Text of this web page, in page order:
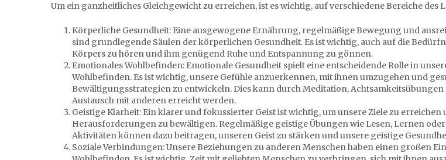
Um ein ganzheitliches Gleichgewicht zu erreichen, ist es wichtig, auf verschiedene Bereiche des
Körperliche Gesundheit: Eine ausgewogene Ernährung, regelmäßige Bewegung und
sind grundlegende Säulen der körperlichen Gesundheit. Es ist wichtig, auch auf die
Körpers zu hören und ihm genügend Ruhe und Entspannung zu gönnen.
Emotionales Wohlbefinden: Emotionale Gesundheit spielt eine entscheidende Rolle in
Wohlbefinden. Es ist wichtig, unsere Gefühle anzuerkennen, mit ihnen umzugehen und
Bewältigungsstrategien zu entwickeln. Dies kann durch Meditation, Achtsamkeitsübungen
Austausch mit anderen erreicht werden.
Geistige Klarheit: Ein klarer und fokussierter Geist ist wichtig, um unsere Ziele zu erreichen
Herausforderungen zu bewältigen. Regelmäßige geistige Übungen wie Lesen, Lernen
Aktivitäten können dazu beitragen, unseren Geist zu stärken und unsere geistige
Soziale Verbindungen: Unsere Beziehungen zu anderen Menschen haben einen großen